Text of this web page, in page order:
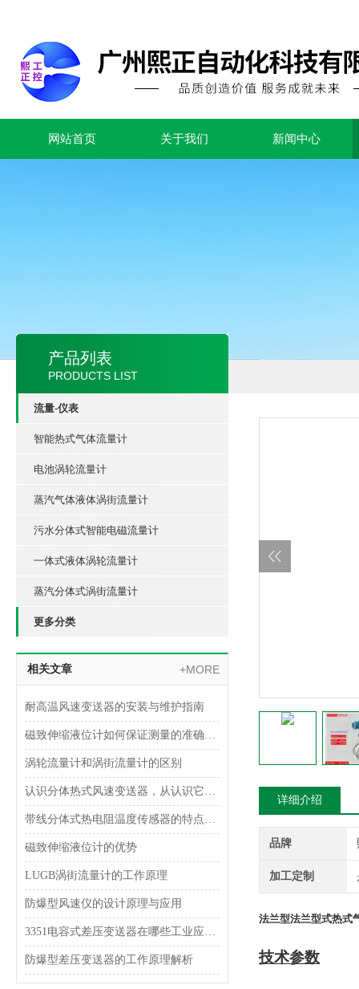
网站首页 关于我们 新闻中心
产品列表
PRODUCTS LIST
流量-仪表
智能热式气体流量计
电池涡轮流量计
蒸汽气体液体涡街流量计
污水分体式智能电磁流量计
一体式液体涡轮流量计
蒸汽分体式涡街流量计
更多分类
相关文章 +MORE
耐高温风速变送器的安装与维护指南
磁致伸缩液位计如何保证测量的准确性？
涡轮流量计和涡街流量计的区别
认识分体热式风速变送器，从认识它的功能特点开始
带线分体式热电阻温度传感器的特点及应用
磁致伸缩液位计的优势
LUGB涡街流量计的工作原理
防爆型风速仪的设计原理与应用
3351电容式差压变送器在哪些工业应用中使用？
防爆型差压变送器的工作原理解析
详细介绍
品牌
加工定制
法兰型法兰型式热式
技术参数